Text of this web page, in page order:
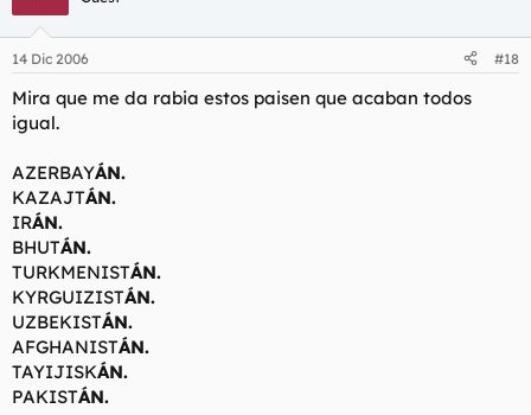
14 Dic 2006 #18
Mira que me da rabia estos paisen que acaban todos
igual.
AZERBAYÁN.
KAZAJTÁN.
IRÁN.
BHUTÁN.
TURKMENISTÁN.
KYRGUIZISTÁN.
UZBEKISTÁN.
AFGHANISTÁN.
TAYIJISKÁN.
PAKISTÁN.